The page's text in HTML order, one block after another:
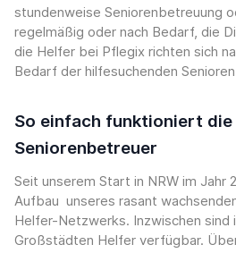
stundenweise Seniorenbetreuung
regelmäßig oder nach Bedarf, die
die Helfer bei Pflegix richten sich
Bedarf der hilfesuchenden
So einfach funktioniert die
Seniorenbetreuer
Seit unserem Start in NRW im Jahr
Aufbau unseres rasant
Helfer-Netzwerks. Inzwischen sind
Großstädten Helfer verfügbar.